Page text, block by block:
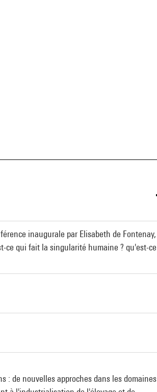
inaugurale par Elisabeth de Fontenay,
ce qui fait la singularité humaine ? qu'est-ce
: de nouvelles approches dans les domaines